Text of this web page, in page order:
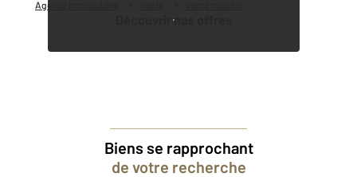
Agence immobilière
Découvrir nos offres
Biens se rapprochant
de votre recherche